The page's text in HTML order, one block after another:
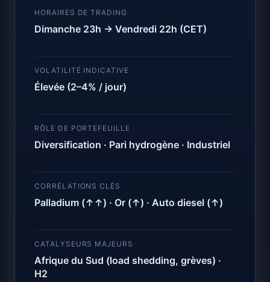
HORAIRES DE TRADING
Dimanche 23h → Vendredi 22h (CET)
VOLATILITÉ INDICATIVE
Élevée (2–4% / jour)
RÔLE DE PORTEFEUILLE
Diversification · Pari hydrogène · Industriel
CORRÉLATIONS CLÉS
Palladium (↑↑) · Or (↑) · Auto diesel (↑)
CATALYSEURS MAJEURS
Afrique du Sud (load shedding, grèves) ·
H2